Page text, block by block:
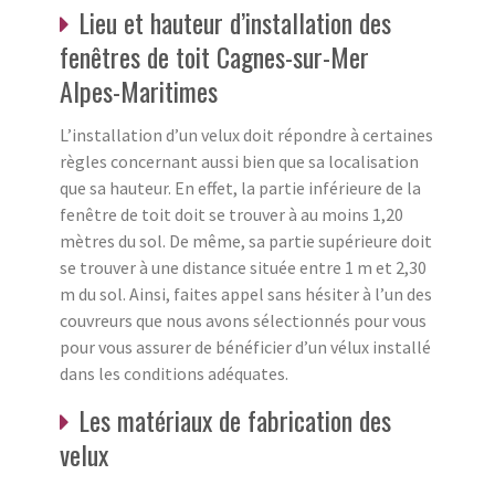
Lieu et hauteur d’installation des
fenêtres de toit Cagnes-sur-Mer
Alpes-Maritimes
L’installation d’un velux doit répondre à certaines
règles concernant aussi bien que sa localisation
que sa hauteur. En effet, la partie inférieure de la
fenêtre de toit doit se trouver à au moins 1,20
mètres du sol. De même, sa partie supérieure doit
se trouver à une distance située entre 1 m et 2,30
m du sol. Ainsi, faites appel sans hésiter à l’un des
couvreurs que nous avons sélectionnés pour vous
pour vous assurer de bénéficier d’un vélux installé
dans les conditions adéquates.
Les matériaux de fabrication des
velux